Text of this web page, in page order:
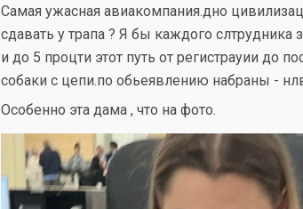
Самая ужасная авиакомпания.дно
сдавать у трапа ? Я бы каждого слтрудника
и до 5 процти этот путь от регистрауии до
собаки с цепи.по обьеявлению набраны -
Особенно эта дама , что на фото.